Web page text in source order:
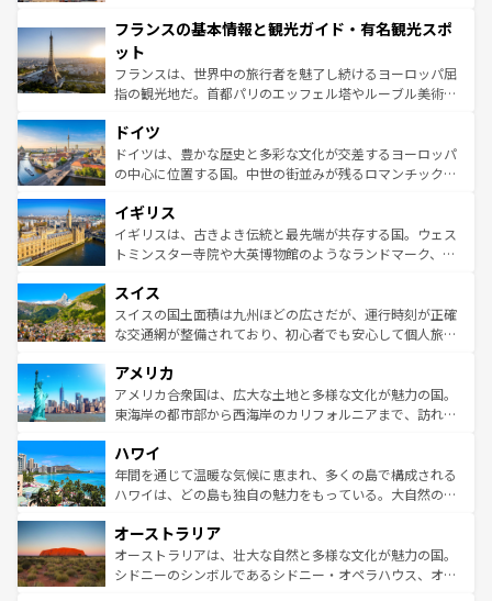
ませてくれるイタリアで、忘れられない旅をしてみよう！
なお、新着のイタリア情報は
しい。
文化が根付くこの国では、情熱的なフラメンコ、熱気あふ
れる闘牛、そして美味しいタパスが生活の一部となってい
る。首都マドリードの洗練された雰囲気や、バルセロナの
アートに溢れた街角から、地方では古代ローマ遺跡や中世
せる。地方によって風土や気候が異なるスペインはその個
性で訪れる人を魅了する。 なお、新着のスペイン情報は コ
ンテンツ一覧を参照してほしい。
フランスの基本情報と観光ガイド・有名観光スポ
ット
フランスは、世界中の旅行者を魅了し続けるヨーロッパ屈
指の観光地だ。首都パリのエッフェル塔やルーブル美術館
で、幅広い魅力が詰まっている。華麗な宮殿、歴史的な大
聖堂、美しいビーチ、そして豊かな自然が、訪れる者を心
から魅了する。また、フランスは美食の国としても知ら
いる。シャンパンの発祥地であるランス、プロヴァンスの
香り高いラベンダー畑など、多彩な楽しみ方が可能だ。さ
らに、パリ以外の地域にも魅力が溢れており、どの街角に
れる地方に足を運ぶとそれぞれで全く異なる文化を体験で
きるだろう。 なお、新着のフランス情報はコンテンツ一覧
を参照してほしい。
ドイツ
ドイツは、豊かな歴史と多彩な文化が交差するヨーロッパ
の中心に位置する国。中世の街並みが残るロマンチック街
顔を持つこの国は、どこを歩いても飽きることがない。ベ
ルリンの文化的活気、バイエルン州のアルプスの絶景、そ
してライン川沿いのワイン畑といった風景は必見。ビール
は、お酒好きな人にはぜひ体験してほしい。 なお、新着の
ドイツ情報はコンテンツ一覧を参照してほしい。
イギリス
イギリスは、古きよき伝統と最先端が共存する国。ウェス
トミンスター寺院や大英博物館のようなランドマーク、歴
リアごとに異なる魅力がある。また、優雅なアフタヌーン
ティー、ビール好きにはたまらない英国パブ、サッカー観
戦など、本場だからこそできる体験も豊富。イギリスを旅
ンツ一覧を参照してほしい。
スイス
スイスの国土面積は九州ほどの広さだが、運行時刻が正確
な交通網が整備されており、初心者でも安心して個人旅行
の建物がそのまま残る町や、スイスならではのユニークな
博物館もあり、アルプス観光だけでなく町歩きも満喫する
ことができる。国民の所得が高いため物価も高いが、旅行
ば市内交通費無料で観光を楽しむこともできる。 なお、新
着のスイス情報はコンテンツ一覧 を参照してほしい。
アメリカ
アメリカ合衆国は、広大な土地と多様な文化が魅力の国。
東海岸の都市部から西海岸のカリフォルニアまで、訪れる
のような巨大都市は、観光、ショッピング、エンターテイ
ンメントが詰まった刺激的なスポットだ。一方、アメリカ
西部には大自然が広がり、グランドキャニオンやイエロー
部のニューオーリンズでは、音楽と美食が融合した独特の
文化が魅力。旅行者はアメリカの各地域で異なる魅力を楽
しみながら、その多様性と豊かな歴史を感じることができ
ハワイ
年間を通じて温暖な気候に恵まれ、多くの島で構成される
ハワイは、どの島も独自の魅力をもっている。大自然の神
ワイ島は見逃せない。また、定番の観光地といえばオアフ
島だが、静かな自然を求めるならマウイ島やカウアイ島が
おすすめ。エメラルドグリーンに輝く海をはじめ、豊かな
オーストラリア
オーストラリアは、壮大な自然と多様な文化が魅力の国。
シドニーのシンボルであるシドニー・オペラハウス、オー